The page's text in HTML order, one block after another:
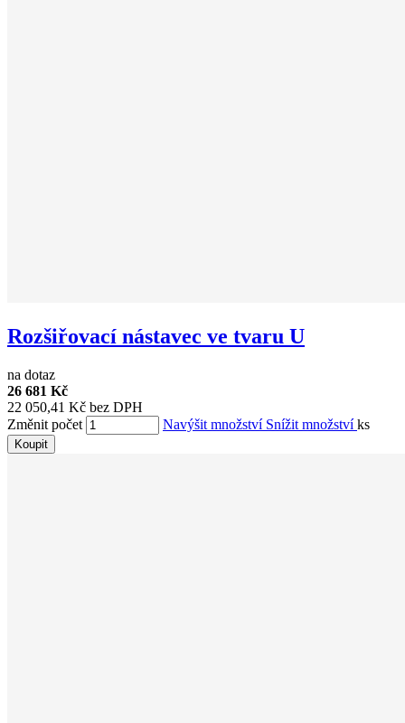
Rozšiřovací nástavec ve tvaru U
na dotaz
26 681 Kč
22 050,41 Kč bez DPH
Změnit počet
Navýšit množství Snížit množstvíks
Koupit